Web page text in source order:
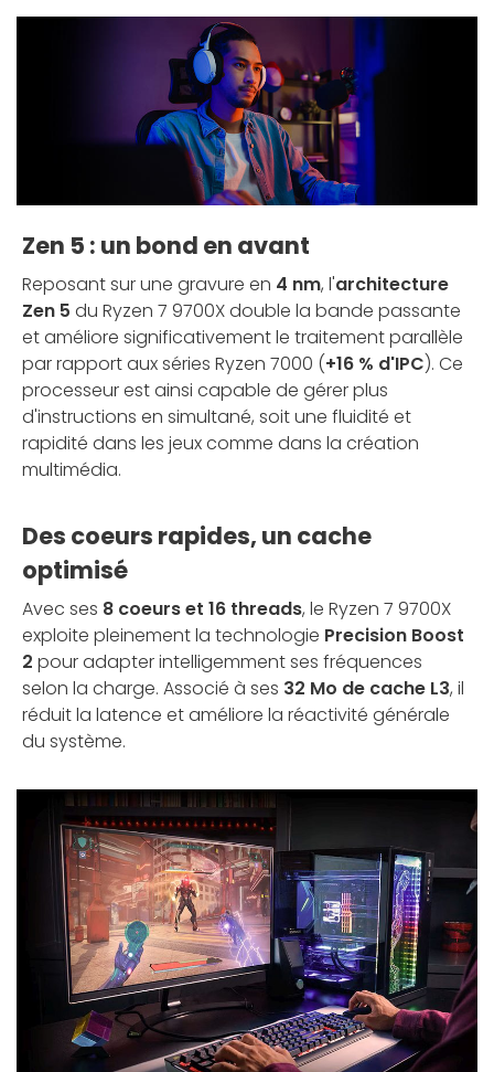
Zen 5 : un bond en avant
Reposant sur une gravure en 4 nm, l'architecture
Zen 5 du Ryzen 7 9700X double la bande passante
et améliore significativement le traitement parallèle
par rapport aux séries Ryzen 7000 (+16 % d'IPC). Ce
processeur est ainsi capable de gérer plus
d'instructions en simultané, soit une fluidité et
rapidité dans les jeux comme dans la création
multimédia.
Des coeurs rapides, un cache
optimisé
Avec ses 8 coeurs et 16 threads, le Ryzen 7 9700X
exploite pleinement la technologie Precision Boost
2 pour adapter intelligemment ses fréquences
selon la charge. Associé à ses 32 Mo de cache L3, il
réduit la latence et améliore la réactivité générale
du système.